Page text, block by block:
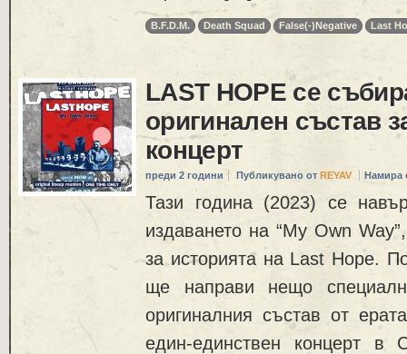
B.F.D.M. Death Squad False(-)Negative Last
LAST HOPE се
оригинален състав
концерт
преди 2 години Публикувано от REYAV Намира
Тази година (2023) се
издаването на “My Own
за историята на Last Hope.
ще направи нещо
оригиналния състав от
един-единствен концерт в